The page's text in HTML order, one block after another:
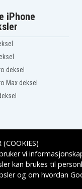
iPhone
deksel
Max deksel
(COOKIES)
vi
kan brukes til
og om hvordan